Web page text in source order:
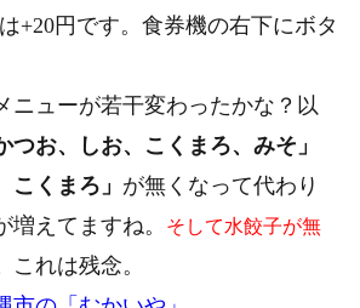
+20円です。食券機の右下にボタ
ニューが若干変わったかな？以
つお、しお、こくまろ、みそ」
こくまろ」 が無くなって代わり
増えてますね。
そして水餃子が無
これは残念。